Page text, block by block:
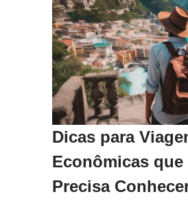
Dicas para
Econômicas que
Precisa